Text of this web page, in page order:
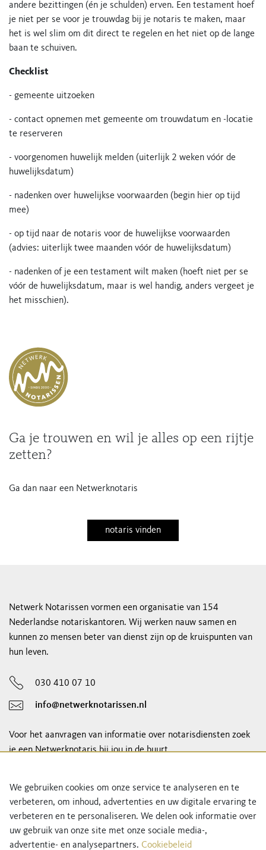
We gebruiken cookies om onze service te analyseren en te
verbeteren, om inhoud, advertenties en uw digitale ervaring te
verbeteren en te personaliseren. We delen ook informatie over
uw gebruik van onze site met onze sociale media-,
advertentie- en analysepartners. Cookiebeleid
andere bezittingen (én je schulden) erven. Een testament hoef
je niet per se voor je trouwdag bij je notaris te maken, maar
het is wel slim om dit direct te regelen en het niet op de lange
baan te schuiven.
Checklist
- gemeente uitzoeken
- contact opnemen met gemeente om trouwdatum en -locatie
te reserveren
- voorgenomen huwelijk melden (uiterlijk 2 weken vóór de
huwelijksdatum)
- nadenken over huwelijkse voorwaarden (begin hier op tijd
mee)
- op tijd naar de notaris voor de huwelijkse voorwaarden
(advies: uiterlijk twee maanden vóór de huwelijksdatum)
- nadenken of je een testament wilt maken (hoeft niet per se
vóór de huwelijksdatum, maar is wel handig, anders vergeet je
het misschien).
Ga je trouwen en wil je alles op een rijtje
zetten?
Ga dan naar een Netwerknotaris
notaris vinden
Netwerk Notarissen vormen een organisatie van 154
Nederlandse notariskantoren. Wij werken nauw samen en
kunnen zo mensen beter van dienst zijn op de kruispunten van
hun leven.
030 410 07 10
info@netwerknotarissen.nl
Voor het aanvragen van informatie over notarisdiensten zoek
je een Netwerknotaris bij jou in de buurt.
notaris vinden
Schrijf je in voor onze nieuwsbrief!